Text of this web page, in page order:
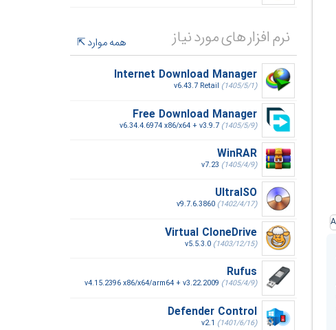
نرم افزار های مورد نیاز
همه موارد
Internet Download Manager
v6.43.7 Retail (1405/5/1)
Free Download Manager
v6.34.4.6974 x86/x64 + v3.9.7 (1405/5/9)
WinRAR
v7.23 (1405/4/9)
UltraISO
v9.7.6.3860 (1402/4/17)
Virtual CloneDrive
v5.5.3.0 (1403/12/15)
Rufus
v4.15.2396 x86/x64/arm64 + v3.22.2009 (1405/4/9)
Defender Control
v2.1 (1401/6/16)